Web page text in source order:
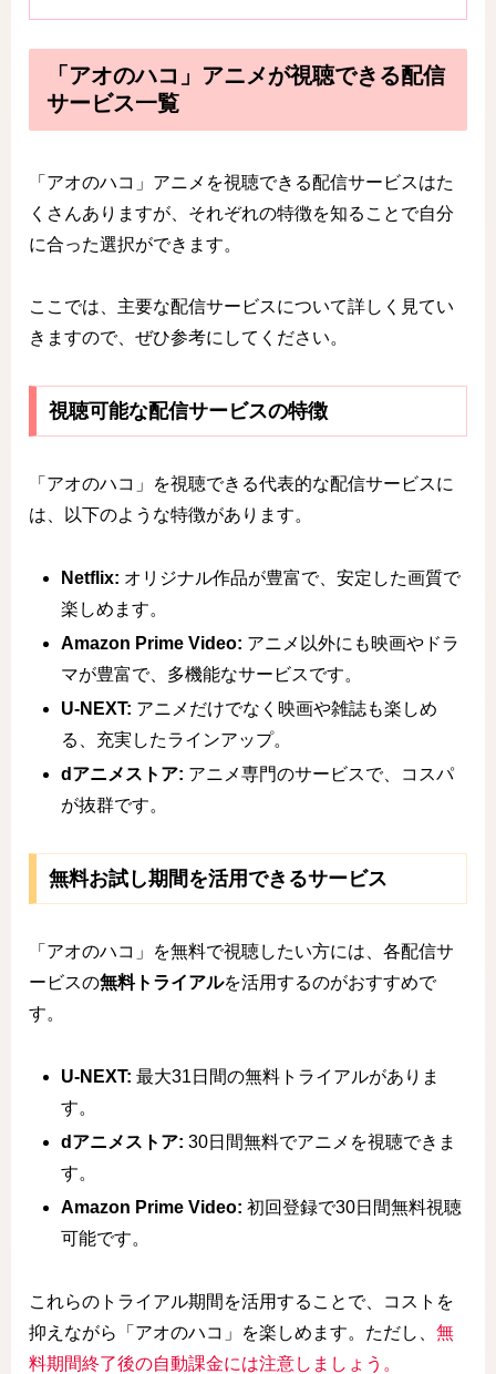
「アオのハコ」アニメが視聴できる配信
サービス一覧
「アオのハコ」アニメを視聴できる配信サービスはた
くさんありますが、それぞれの特徴を知ることで自分
に合った選択ができます。
ここでは、主要な配信サービスについて詳しく見てい
きますので、ぜひ参考にしてください。
視聴可能な配信サービスの特徴
「アオのハコ」を視聴できる代表的な配信サービスに
は、以下のような特徴があります。
Netflix: オリジナル作品が豊富で、安定した画質で
楽しめます。
Amazon Prime Video: アニメ以外にも映画やドラ
マが豊富で、多機能なサービスです。
U-NEXT: アニメだけでなく映画や雑誌も楽しめ
る、充実したラインアップ。
dアニメストア: アニメ専門のサービスで、コスパ
が抜群です。
無料お試し期間を活用できるサービス
「アオのハコ」を無料で視聴したい方には、各配信サ
ービスの無料トライアルを活用するのがおすすめで
す。
U-NEXT: 最大31日間の無料トライアルがありま
す。
dアニメストア: 30日間無料でアニメを視聴できま
す。
Amazon Prime Video: 初回登録で30日間無料視聴
可能です。
これらのトライアル期間を活用することで、コストを
抑えながら「アオのハコ」を楽しめます。ただし、 無
料期間終了後の自動課金には注意しましょう。